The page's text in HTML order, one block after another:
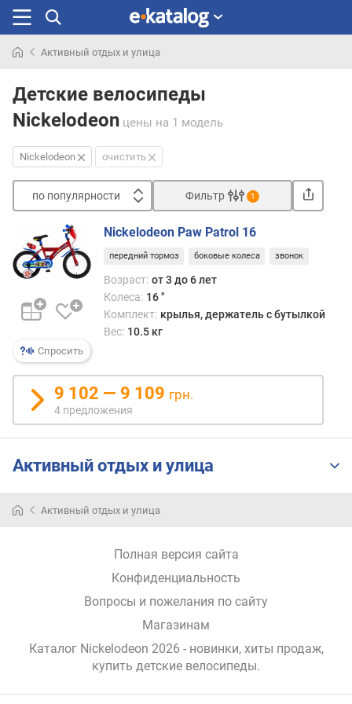
раньше
Активный отдых и улица
Детские велосипеды
Nickelodeon цены на 1 модель
Nickelodeon очистить
по популярности
п
о
п
п
у
я
р
н
о
с
т
д
Фильтр 1
Спросить
Nickelodeon Paw Patrol 16
передний тормоз боковые колеса звонок
Возраст: от 3 до 6 лет
Колеса: 16 "
Комплект: крылья, держатель с бутылкой
Вес: 10.5 кг
9 102 — 9 109 грн.
4 предложения
Активный отдых и улица
Активный отдых и улица
Полная версия сайта
Конфиденциальность
Вопросы и пожелания по сайту
Магазинам
Каталог Nickelodeon 2026 - новинки, хиты продаж,
купить детские велосипеды.